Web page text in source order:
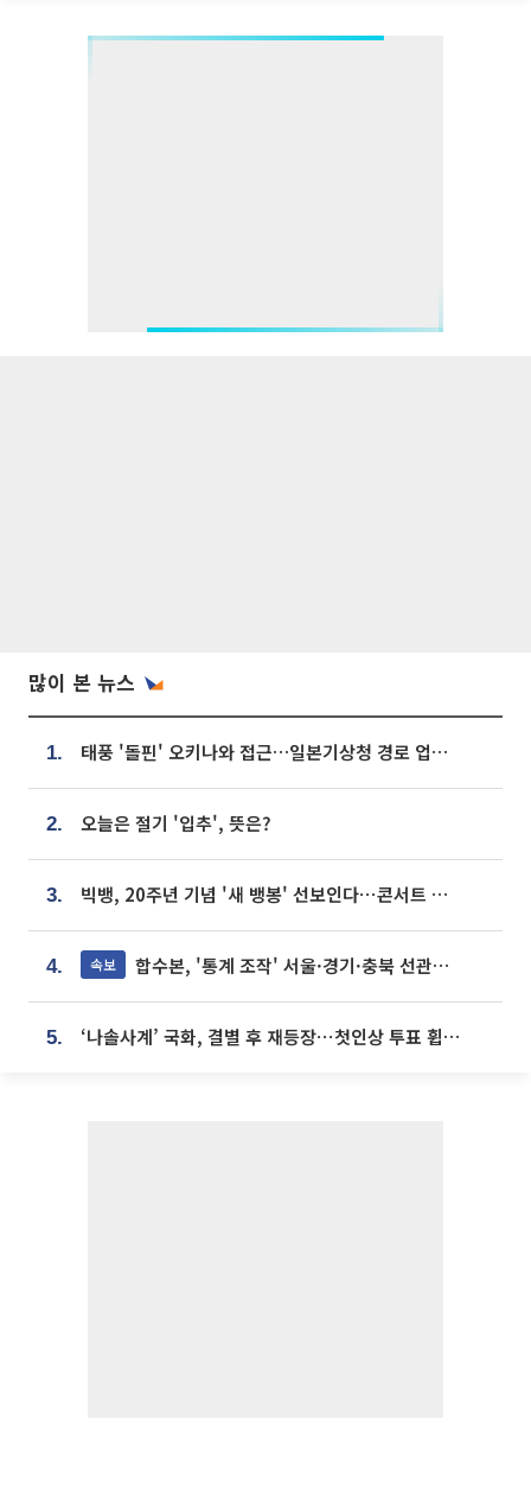
많이 본 뉴스
1. 태풍 '돌핀' 오키나와 접근…일본기상청 경로 업데이트
2. 오늘은 절기 '입추', 뜻은?
3. 빅뱅, 20주년 기념 '새 뱅봉' 선보인다⋯콘서트 앞두고 팝업 개최
4. 속보 합수본, '통계 조작' 서울·경기·충북 선관위 등 추가 압수수색
5. ‘나솔사계’ 국화, 결별 후 재등장⋯첫인상 투표 휩쓸고 ‘인기녀’ 등극